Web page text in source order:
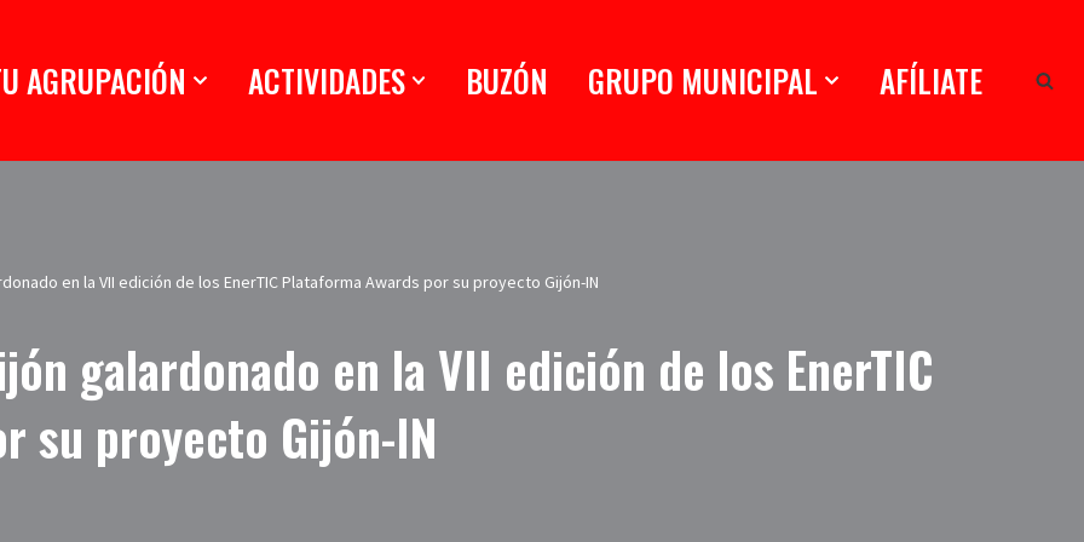
AGRUPACIÓN ACTIVIDADES BUZÓN GRUPO MUNICIPAL AFÍLIATE
en la VII edición de los EnerTIC Plataforma Awards por su proyecto Gijón-IN
galardonado en la VII edición de los EnerTIC
su proyecto Gijón-IN